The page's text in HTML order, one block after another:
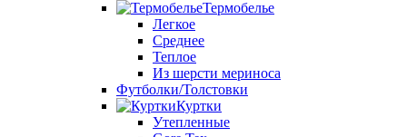
Термобелье
Легкое
Среднее
Теплое
Из шерсти мериноса
Футболки/Толстовки
Куртки
Утепленные